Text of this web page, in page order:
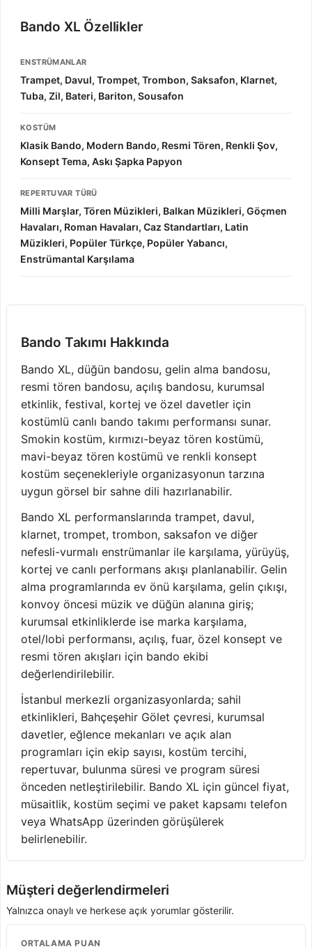
Bando XL Özellikler
ENSTRÜMANLAR
Trampet, Davul, Trompet, Trombon, Saksafon, Klarnet,
Tuba, Zil, Bateri, Bariton, Sousafon
KOSTÜM
Klasik Bando, Modern Bando, Resmi Tören, Renkli Şov,
Konsept Tema, Askı Şapka Papyon
REPERTUVAR TÜRÜ
Milli Marşlar, Tören Müzikleri, Balkan Müzikleri, Göçmen
Havaları, Roman Havaları, Caz Standartları, Latin
Müzikleri, Popüler Türkçe, Popüler Yabancı,
Enstrümantal Karşılama
Bando Takımı Hakkında
Bando XL, düğün bandosu, gelin alma bandosu,
resmi tören bandosu, açılış bandosu, kurumsal
etkinlik, festival, kortej ve özel davetler için
kostümlü canlı bando takımı performansı sunar.
Smokin kostüm, kırmızı-beyaz tören kostümü,
mavi-beyaz tören kostümü ve renkli konsept
kostüm seçenekleriyle organizasyonun tarzına
uygun görsel bir sahne dili hazırlanabilir.
Bando XL performanslarında trampet, davul,
klarnet, trompet, trombon, saksafon ve diğer
nefesli-vurmalı enstrümanlar ile karşılama, yürüyüş,
kortej ve canlı performans akışı planlanabilir. Gelin
alma programlarında ev önü karşılama, gelin çıkışı,
konvoy öncesi müzik ve düğün alanına giriş;
kurumsal etkinliklerde ise marka karşılama,
otel/lobi performansı, açılış, fuar, özel konsept ve
resmi tören akışları için bando ekibi
değerlendirilebilir.
İstanbul merkezli organizasyonlarda; sahil
etkinlikleri, Bahçeşehir Gölet çevresi, kurumsal
davetler, eğlence mekanları ve açık alan
programları için ekip sayısı, kostüm tercihi,
repertuvar, bulunma süresi ve program süresi
önceden netleştirilebilir. Bando XL için güncel fiyat,
müsaitlik, kostüm seçimi ve paket kapsamı telefon
veya WhatsApp üzerinden görüşülerek
belirlenebilir.
Müşteri değerlendirmeleri
Yalnızca onaylı ve herkese açık yorumlar gösterilir.
ORTALAMA PUAN